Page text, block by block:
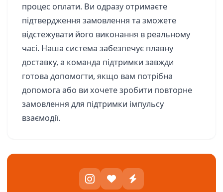
процес оплати. Ви одразу отримаєте
підтвердження замовлення та зможете
відстежувати його виконання в реальному
часі. Наша система забезпечує плавну
доставку, а команда підтримки завжди
готова допомогти, якщо вам потрібна
допомога або ви хочете зробити повторне
замовлення для підтримки імпульсу
взаємодії.